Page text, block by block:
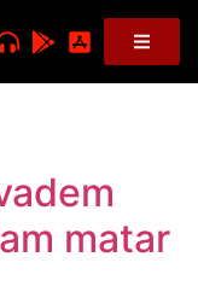
matar